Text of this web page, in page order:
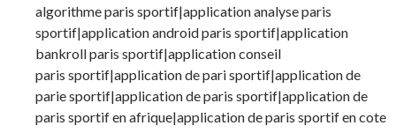
algorithme paris sportif|application analyse paris
sportif|application android paris sportif|application
bankroll paris sportif|application conseil
paris sportif|application de pari sportif|application de
parie sportif|application de paris sportif|application de
paris sportif en afrique|application de paris sportif en cote